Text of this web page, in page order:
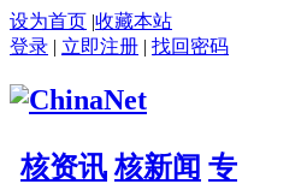
设为首页 |收藏本站
登录 | 立即注册 | 找回密码
核资讯 核新闻 专